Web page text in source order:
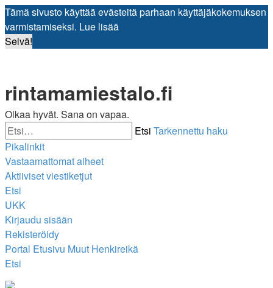
Tämä sivusto käyttää evästeitä parhaan käyttäjäkokemuksen
varmistamiseksi. Lue lisää
Selvä!
rintamamiestalo.fi
Olkaa hyvät. Sana on vapaa.
Etsi Tarkennettu haku
Pikalinkit
Vastaamattomat aiheet
Aktiiviset viestiketjut
Etsi
UKK
Kirjaudu sisään
Rekisteröidy
Portal Etusivu Muut Henkireikä
Etsi